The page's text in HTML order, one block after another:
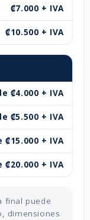
₡7.000 + IVA
₡10.500 + IVA
₡4.000 + IVA
₡5.500 + IVA
₡15.000 + IVA
₡20.000 + IVA
final puede
dimensiones